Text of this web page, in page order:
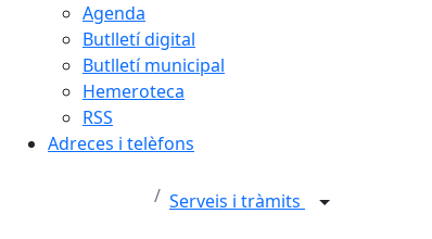
Agenda
Butlletí digital
Butlletí municipal
Hemeroteca
RSS
Adreces i telèfons
Serveis i tràmits